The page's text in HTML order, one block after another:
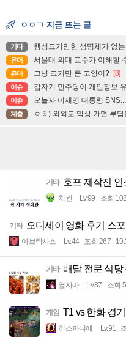
ㅇㅇㄱ 지금 뜨는 글
기타 행성크기만한 생명체가 없
유머 서울대 의대 교수가 이해할
유머 그냥 크기만 큰 고양이? [8]
이슈 갑자기 민주당이 개인정보
이슈 오늘자 이재명 대통령
계층 ㅇㅎ) 외외로 막상 가면 부담
기타 호프 제작진 인
치킨 Lv.99 조회 102
기타 오디세이 영화 후기 스
아브락사스 Lv.44 조회 267
기타 배달 전문 식당
옆사마 Lv.87 조회
게임 T1 vs 한화 경
히스파니에 Lv.91